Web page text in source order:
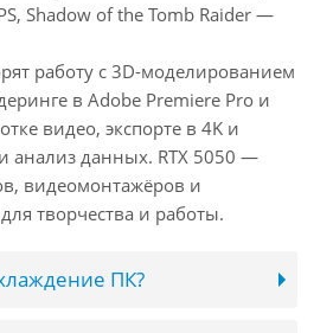
Shadow of the Tomb Raider —
работу с 3D-моделированием
в Adobe Premiere Pro и
видео, экспорте в 4K и
анализ данных. RTX 5050 —
видеомонтажёров и
творчества и работы.
ПК?